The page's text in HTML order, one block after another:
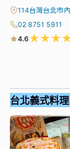
114台灣台北市
02 8751 5911
4.6★★★
台北義式料理